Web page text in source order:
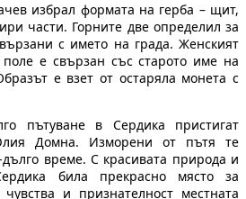
избрал формата на герба – щит,
части. Горните две определил за
с името на града. Женският
е свързан със старото име на
е взет от остаряла монета с
пътуване в Сердика пристигат
Домна. Изморени от пътя те
време. С красивата природа и
била прекрасно място за
и признателност местната